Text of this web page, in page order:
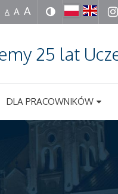
A A A
25 lat
DLA PRACOWNIKÓW